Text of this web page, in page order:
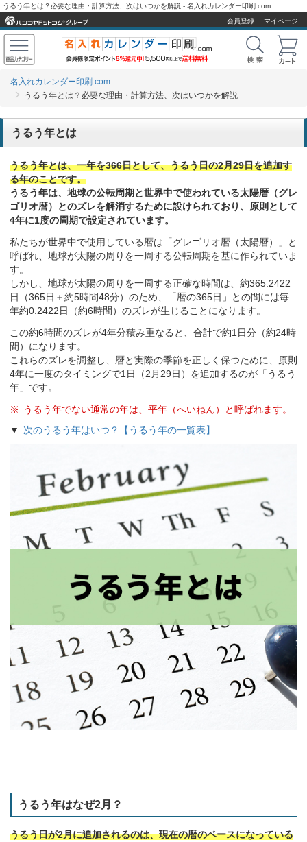
うるう年とは？必要な理由・計算方法、次はいつかを解説 - 名入れカレンダー印刷.com
会員登録
マイページ
名入れカレンダー印刷.com
うるう年とは？必要な理由・計算方法、次はいつかを解説
うるう年とは
うるう年とは、一年を366日として、うるう日の2月29日を追加す
る年のことです。
うるう年は、地球の公転周期と世界中で使われている太陽暦（グレ
ゴリオ暦）とのズレを解消するために設けられており、原則として
4年に1度の周期で設定されています。
私たちが世界中で使用している暦は「グレゴリオ暦（太陽暦）」と
呼ばれ、地球が太陽の周りを一周する公転周期を基に作られていま
す。
しかし、地球が太陽の周りを一周する正確な時間は、約365.2422
日（365日＋約5時間48分）のため、「暦の365日」との間には毎
年約0.2422日（約6時間）のズレが生じることになります。
この約6時間のズレが4年分積み重なると、合計で約1日分（約24時
間）になります。
これらのズレを調整し、暦と実際の季節を正しく保つために、原則
4年に一度のタイミングで1日（2月29日）を追加するのが「うるう
年」です。
うるう年でない通常の年は、平年（へいねん）と呼ばれます。
次のうるう年はいつ？【うるう年の一覧表】
うるう年はなぜ2月？
うるう日が2月に追加されるのは、現在の暦のベースになっている